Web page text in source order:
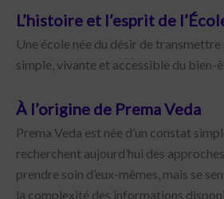
L’histoire et l’esprit de
Une école née du désir de
simple, vivante et accessible du bien-
À l’origine de Prema Veda
Prema Veda est née d’un constat
recherchent aujourd’hui des
prendre soin d’eux-mêmes, mais se
la complexité des informations